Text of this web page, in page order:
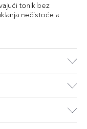
tonik bez
nečistoće a